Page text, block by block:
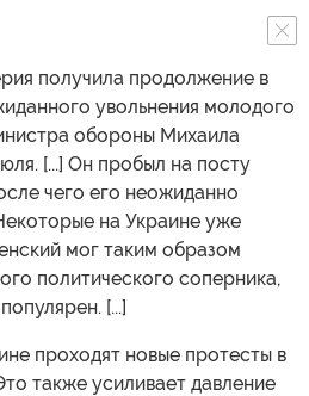
получила продолжение в
увольнения молодого
обороны Михаила
[...] Он пробыл на посту
чего его неожиданно
на Украине уже
мог таким образом
политического соперника,
[...]
проходят новые протесты в
также усиливает давление